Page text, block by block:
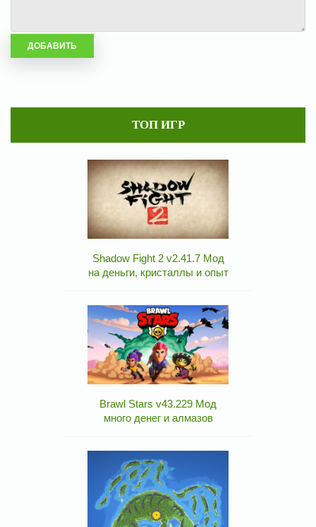
ТОП ИГР
Shadow Fight 2 v2.41.7 Мод
на деньги, кристаллы и опыт
Brawl Stars v43.229 Мод
много денег и алмазов